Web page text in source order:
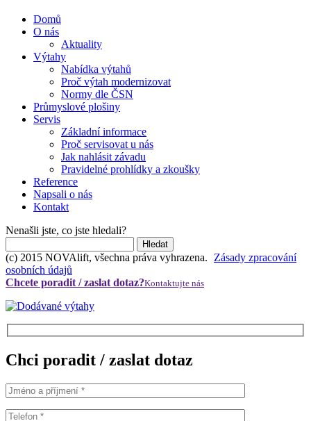
Domů
O nás
Aktuality
Výtahy
Nabídka výtahů
Proč výtah modernizovat
Normy dle ČSN
Průmyslové plošiny
Servis
Základní informace
Proč servisovat u nás
Jak nahlásit závadu
Pravidelné prohlídky a zkoušky
Reference
Napsali o nás
Kontakt
Nenašli jste, co jste hledali?
(c) 2015 NOVAlift, všechna práva vyhrazena.
Zásady zpracování
osobních údajů
Chcete poradit / zaslat dotaz?Kontaktujte nás
Chci poradit / zaslat dotaz